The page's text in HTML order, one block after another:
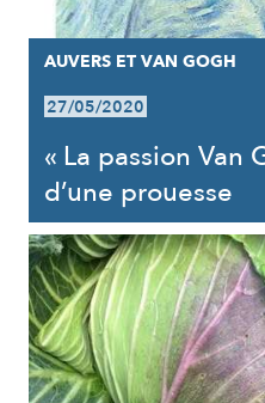
AUVERS ET VAN GOGH
27/05/2020
« La passion Van
d’une prouesse